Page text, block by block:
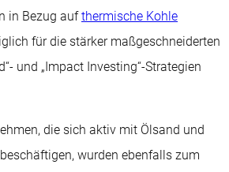
in Bezug aufthermische Kohle
für die stärker maßgeschneiderten
und „Impact Investing“-Strategien
die sich aktiv mit Ölsand und
wurden ebenfalls zum